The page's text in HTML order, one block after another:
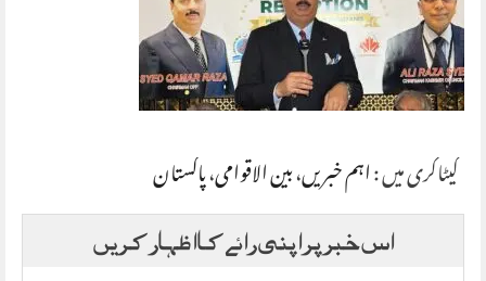
کیٹاگری میں :اہم خبریں،بین الاقوامی،پاکستان
اس خبر پر اپنی رائے کا اظہار کریں